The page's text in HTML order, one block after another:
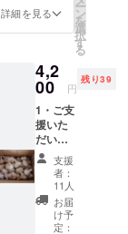
ら数年栽培
法は8年前
せんが、
オーガニッ
クを名乗る
こともＪＡ
シールを
ることも
出来ません
その
旨、ご
野菜と
栽培方
せん
が、 畑
移動の
為、再
度認証
を取得
準備中
です そ
の旨、
ご了承
下さい
日本 ・
存方法:
冷蔵庫
こちら
の商品
は、5年
前から
クラウ
ドファ
ンディ
ング に
出させ
け ・名
マト ・
原産国
／産地:
日本 ・
サイズ/
重量:(1
㎏) ・保
存方法:
冷蔵庫
こちら
の商品
は、5年
コーン
(5本入
り) 糖度
20度
生でも
食べら
れると
うもろ
こしう
もろこ
しのリ
ターン
になり
ます。
・お届
詳細を見る ー
ン
を
選
択
す
る
4,2
00 円
残り39
1・ご支
援いた
だいた
大切な
支援者
の方々
に御礼
のメー
支援
者：
11人
お届
け予
定：